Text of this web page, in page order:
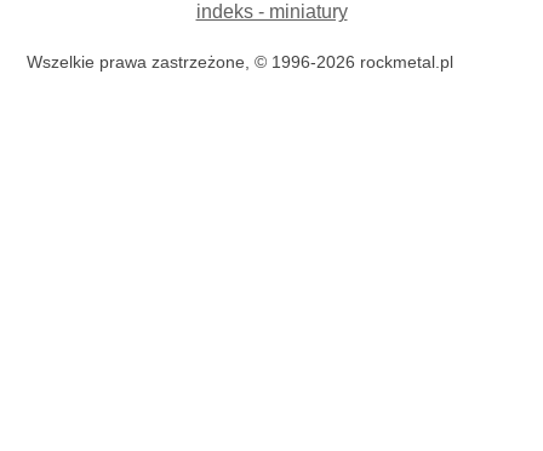
indeks - miniatury
Wszelkie prawa zastrzeżone, © 1996-2026 rockmetal.pl